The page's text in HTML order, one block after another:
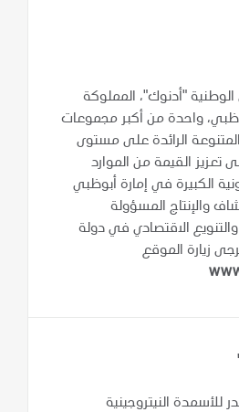
"أدنوك"، المملوكة
واحدة من أكبر مجموعات
المتنوعة الرائدة على مستوى
تعزيز القيمة من الموارد
الكبيرة في إمارة أبوظبي
والإنتاج المسؤولة
الاقتصادي في دولة
زيارة الموقع
للأسمدة النيتروجينية